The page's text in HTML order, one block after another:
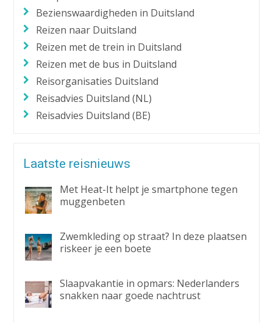
Bezienswaardigheden in Duitsland
Reizen naar Duitsland
Reizen met de trein in Duitsland
Reizen met de bus in Duitsland
Reisorganisaties Duitsland
Reisadvies Duitsland (NL)
Reisadvies Duitsland (BE)
Laatste reisnieuws
Met Heat-It helpt je smartphone tegen
muggenbeten
Zwemkleding op straat? In deze plaatsen
riskeer je een boete
Slaapvakantie in opmars: Nederlanders
snakken naar goede nachtrust